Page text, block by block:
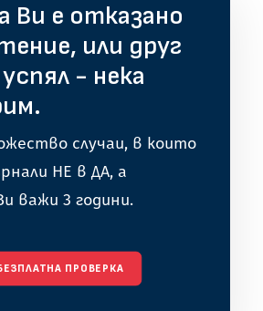
Ви е отказано
или друг
- нека
случаи, в които
НЕ в ДА, а
важи 3 години.
ПРОВЕРКА